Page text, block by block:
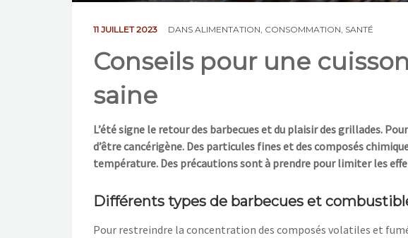
11 JUILLET 2023 DANS ALIMENTATION CONSOMMATION SANTÉ
Conseils pour une
saine
L’été signe le retour des barbecues et du plaisir des grillades.
d’être cancérigène. Des particules fines et des composés
température. Des précautions sont à prendre pour limiter les
Différents types de barbecues et
Pour restreindre la concentration des composés volatiles et